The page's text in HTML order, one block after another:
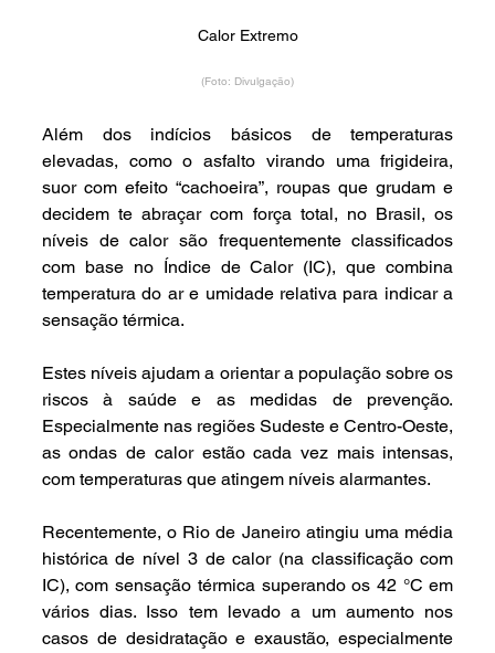
Calor Extremo
(Foto: Divulgação)
Além dos indícios básicos de temperaturas
elevadas, como o asfalto virando uma frigideira,
suor com efeito “cachoeira”, roupas que grudam e
decidem te abraçar com força total, no Brasil, os
níveis de calor são frequentemente classificados
com base no Índice de Calor (IC), que combina
temperatura do ar e umidade relativa para indicar a
sensação térmica.
Estes níveis ajudam a orientar a população sobre os
riscos à saúde e as medidas de prevenção.
Especialmente nas regiões Sudeste e Centro-Oeste,
as ondas de calor estão cada vez mais intensas,
com temperaturas que atingem níveis alarmantes.
Recentemente, o Rio de Janeiro atingiu uma média
histórica de nível 3 de calor (na classificação com
IC), com sensação térmica superando os 42 °C em
vários dias. Isso tem levado a um aumento nos
casos de desidratação e exaustão, especialmente